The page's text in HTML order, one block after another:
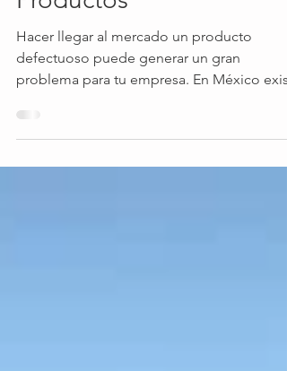
Responsabilidad Civil
Productos
defectuoso puede generar un gran
problema para tu empresa. En México
poca información...